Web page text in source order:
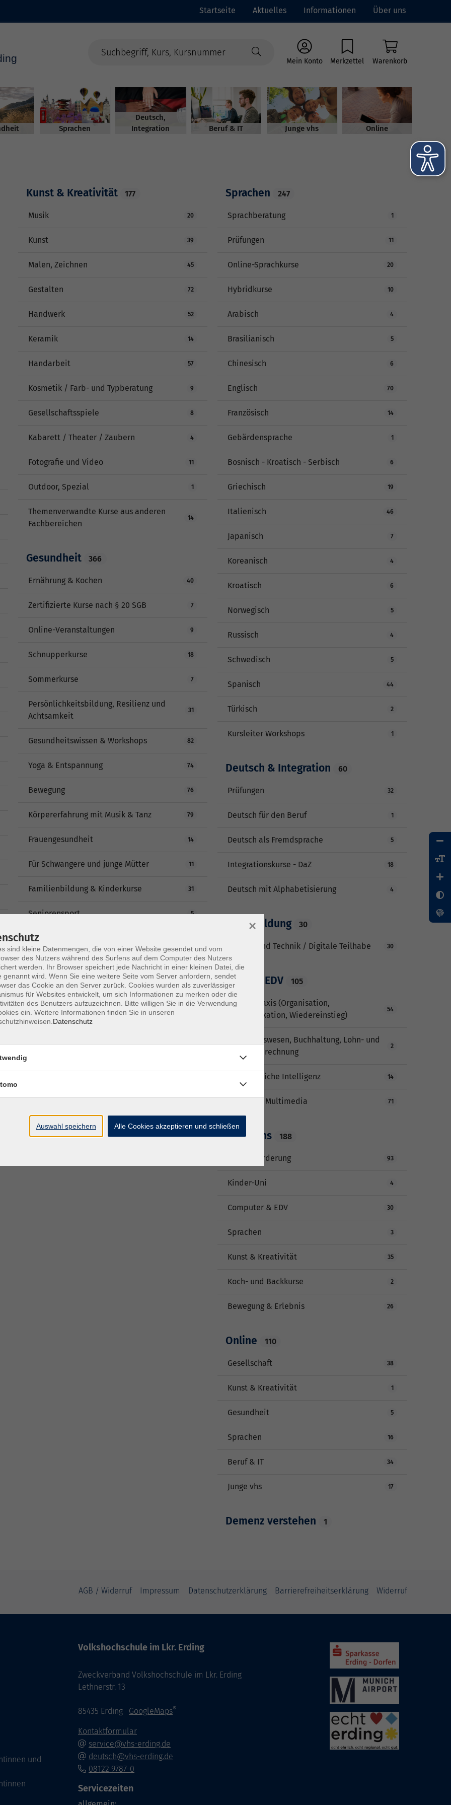
Startseite Aktuelles Informationen Über uns
Mein Konto Merkzettel Warenkorb
Sprachen
Deutsch,
Integration
Beruf & IT Junge vhs Online
Kunst & Kreativität 177
Musik 20
Kunst 39
Malen, Zeichnen 45
Gestalten 72
Handwerk 52
Keramik 14
Handarbeit 57
Kosmetik / Farb- und Typberatung 9
Gesellschaftsspiele 8
Kabarett / Theater / Zaubern 4
Fotografie und Video 11
Outdoor, Spezial 1
Themenverwandte Kurse aus anderen
Fachbereichen
14
Gesundheit 366
Ernährung & Kochen 40
Zertifizierte Kurse nach § 20 SGB 7
Online-Veranstaltungen 9
Schnupperkurse 18
Sommerkurse 7
Persönlichkeitsbildung, Resilienz und
Achtsamkeit
31
Gesundheitswissen & Workshops 82
Yoga & Entspannung 74
Bewegung 76
Körpererfahrung mit Musik & Tanz 79
Frauengesundheit 14
Für Schwangere und junge Mütter 11
Familienbildung & Kinderkurse 31
Seniorensport 5
Outdoor
Prävention & alternative Heilmethoden 35
Fächerübergreifende Veranstaltungen 24
Sprachen 247
Sprachberatung 1
Prüfungen 11
Online-Sprachkurse 20
Hybridkurse 10
Arabisch 4
Brasilianisch 5
Chinesisch 6
Englisch 70
Französisch 14
Gebärdensprache 1
Bosnisch - Kroatisch - Serbisch 6
Griechisch 19
Italienisch 46
Japanisch 7
Koreanisch 4
Kroatisch 6
Norwegisch 5
Russisch 4
Schwedisch 5
Spanisch 44
Türkisch 2
Kursleiter Workshops 1
Deutsch & Integration 60
Prüfungen 32
Deutsch für den Beruf 1
Deutsch als Fremdsprache 5
Integrationskurse - DaZ 18
Deutsch mit Alphabetisierung 4
Grundbildung 30
Medien und Technik / Digitale Teilhabe 30
Beruf & EDV 105
Büro & Praxis (Organisation,
Kommunikation, Wiedereinstieg)
54
Rechnungswesen, Buchhaltung, Lohn- und
Gehaltsabrechnung
2
KI - Künstliche Intelligenz 14
EDV - IT & Multimedia 71
Junge vhs 188
Schülerförderung 93
Kinder-Uni 4
Computer & EDV 30
Sprachen 3
Kunst & Kreativität 35
Koch- und Backkurse 2
Bewegung & Erlebnis 26
Online 110
Gesellschaft 38
Kunst & Kreativität 1
Gesundheit 5
Sprachen 16
Beruf & IT 34
Junge vhs 17
Demenz verstehen 1
AGB / Widerruf Impressum Datenschutzerklärung Barrierefreiheitserklärung Widerruf
und
Volkshochschule im Lkr. Erding
Zweckverband Volkshochschule im Lkr. Erding
Lethnerstr. 13
85435 Erding GoogleMaps®
Kontaktformular
service@vhs-erding.de
deutsch@vhs-erding.de
08122 9787-0
Servicezeiten
sind kleine Datenmengen, die von einer Website gesendet und vom
des Nutzers während des Surfens auf dem Computer des Nutzers
werden. Ihr Browser speichert jede Nachricht in einer kleinen Datei, die
genannt wird. Wenn Sie eine weitere Seite vom Server anfordern, sendet
das Cookie an den Server zurück. Cookies wurden als zuverlässiger
für Websites entwickelt, um sich Informationen zu merken oder die
des Benutzers aufzuzeichnen. Bitte willigen Sie in die Verwendung
ein. Weitere Informationen finden Sie in unseren
Datenschutz
×
Auswahl speichern Alle Cookies akzeptieren und schließen